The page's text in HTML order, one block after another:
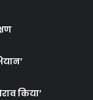
किया’